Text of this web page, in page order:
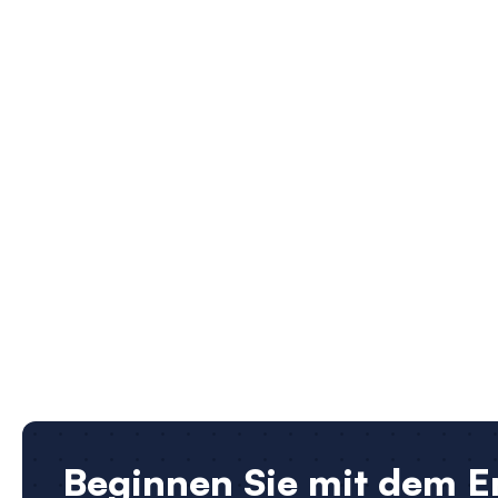
Beginnen Sie mit dem